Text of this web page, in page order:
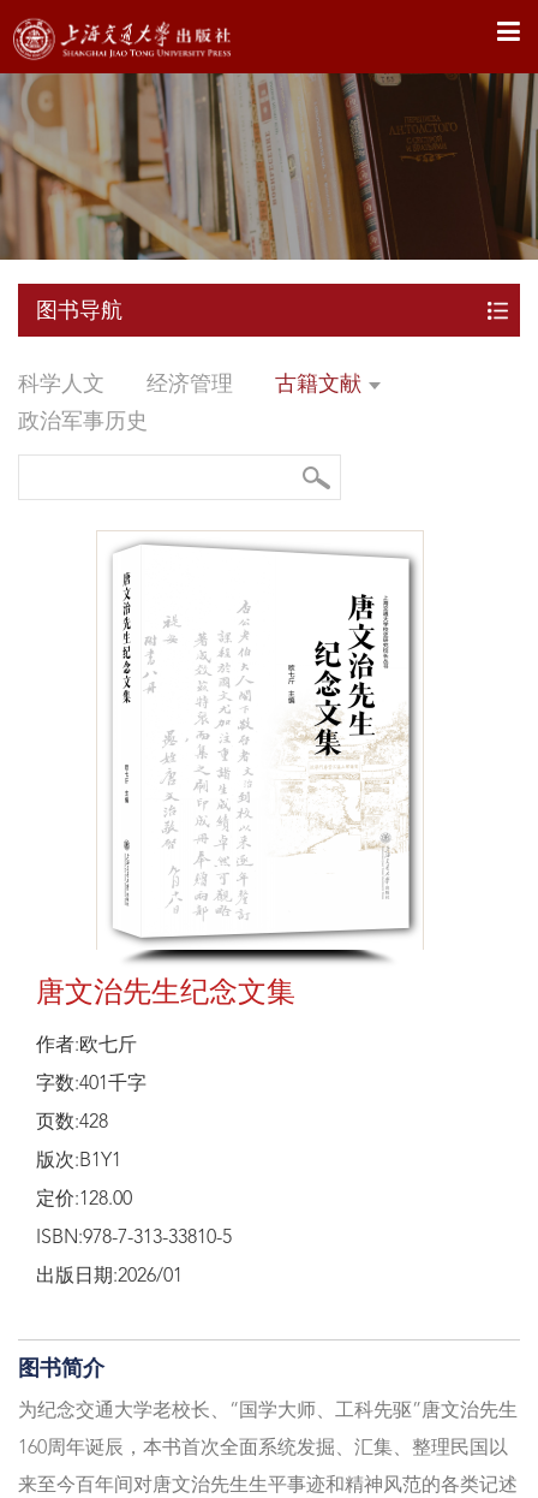
X
图书导航
科学人文 经济管理
古籍文献
政治军事历史
唐文治先生纪念文集
作者:欧七斤
字数:401千字
页数:428
版次:B1Y1
定价:128.00
ISBN:978-7-313-33810-5
出版日期:2026/01
图书简介
为纪念交通大学老校长、“国学大师、工科先驱”唐文治先生
160周年诞辰，本书首次全面系统发掘、汇集、整理民国以
来至今百年间对唐文治先生生平事迹和精神风范的各类记述